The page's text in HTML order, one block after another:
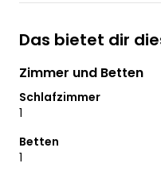
Das bietet dir
Zimmer und Betten
Schlafzimmer
1
Betten
1